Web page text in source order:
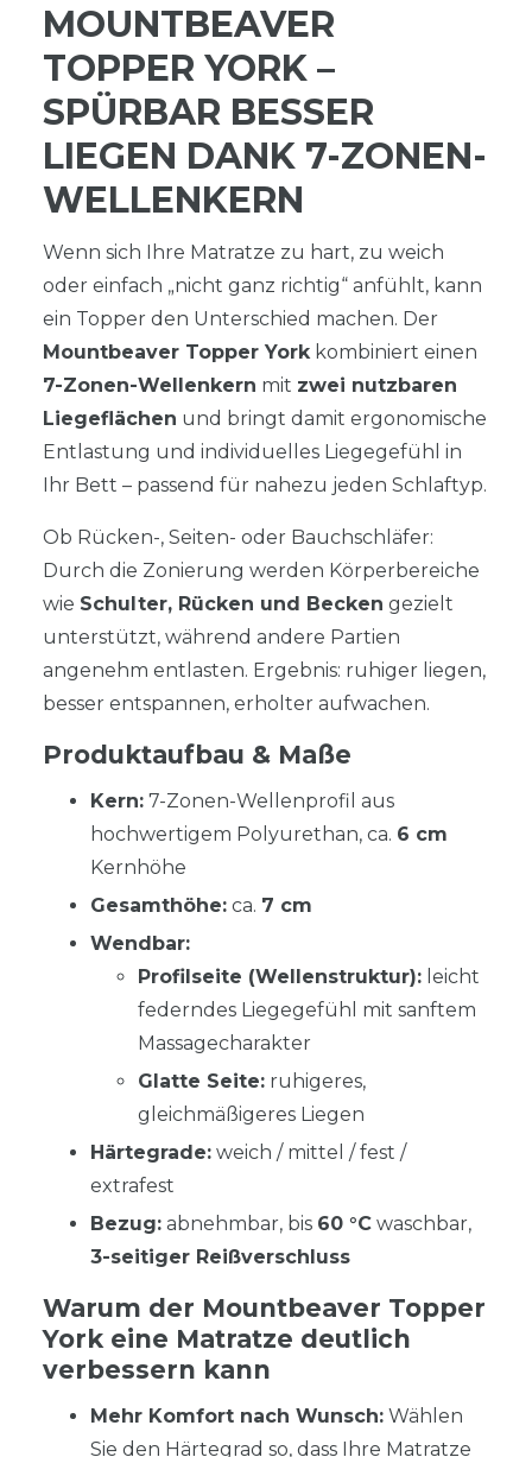
MOUNTBEAVER
TOPPER YORK –
SPÜRBAR BESSER
LIEGEN DANK 7-ZONEN-
WELLENKERN
Wenn sich Ihre Matratze zu hart, zu weich
oder einfach „nicht ganz richtig“ anfühlt, kann
ein Topper den Unterschied machen. Der
Mountbeaver Topper Yorkkombiniert einen
7-Zonen-Wellenkern mit zwei nutzbaren
Liegeflächen und bringt damit ergonomische
Entlastung und individuelles Liegegefühl in
Ihr Bett – passend für nahezu jeden Schlaftyp.
Ob Rücken-, Seiten- oder Bauchschläfer:
Durch die Zonierung werden Körperbereiche
wie Schulter, Rücken und Becken gezielt
unterstützt, während andere Partien
angenehm entlasten. Ergebnis: ruhiger liegen,
besser entspannen, erholter aufwachen.
Produktaufbau & Maße
Kern: 7-Zonen-Wellenprofil aus
hochwertigem Polyurethan, ca. 6 cm
Kernhöhe
Gesamthöhe: ca. 7 cm
Wendbar:
Profilseite (Wellenstruktur): leicht
federndes Liegegefühl mit sanftem
Massagecharakter
Glatte Seite: ruhigeres,
gleichmäßigeres Liegen
Härtegrade: weich / mittel / fest /
extrafest
Bezug: abnehmbar, bis 60 °C waschbar,
3-seitiger Reißverschluss
Warum der Mountbeaver Topper
York eine Matratze deutlich
verbessern kann
Mehr Komfort nach Wunsch: Wählen
Sie den Härtegrad so, dass Ihre Matratze